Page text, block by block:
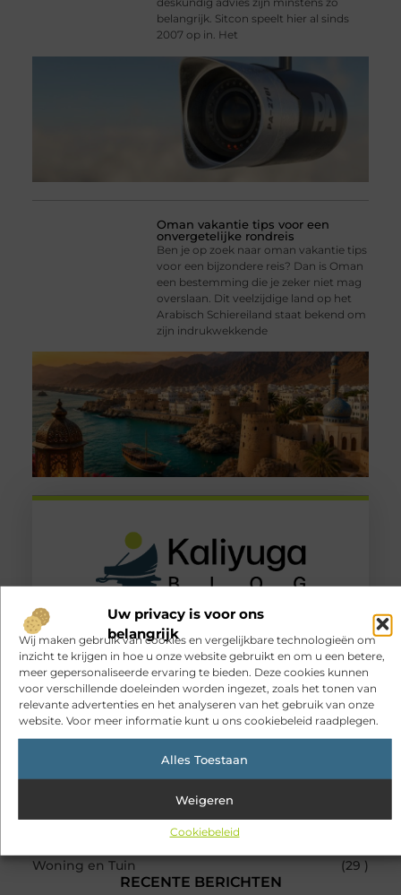
Uw privacy is voor ons
belangrijk
Wij maken gebruik van cookies en vergelijkbare technologieën om
inzicht te krijgen in hoe u onze website gebruikt en om u een betere,
meer gepersonaliseerde ervaring te bieden. Deze cookies kunnen
voor verschillende doeleinden worden ingezet, zoals het tonen van
relevante advertenties en het analyseren van het gebruik van onze
website. Voor meer informatie kunt u ons cookiebeleid raadplegen.
Alles Toestaan
Weigeren
Cookiebeleid
belangrijk. Sitcon speelt hier al sinds
2007 op in. Het
Oman vakantie tips voor een
onvergetelijke rondreis
Ben je op zoek naar oman vakantie tips
voor een bijzondere reis? Dan is Oman
een bestemming die je zeker niet mag
overslaan. Dit veelzijdige land op het
Arabisch Schiereiland staat bekend om
zijn indrukwekkende
Woning en Tuin
(29 )
RECENTE BERICHTEN
Registreer en deel jouw blog met de
wereld!
Heb je een verhaal te vertellen? Deel jouw kennis en
ervaringen met een breed publiek op ons
blogplatform. Word lid en begin meteen.
Registreer nu!